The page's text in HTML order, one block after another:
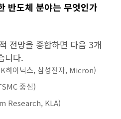
반도체 분야는 무엇인가
전망을 종합하면 다음 3개
니다.
하이닉스, 삼성전자, Micron)
중심)
Research, KLA)